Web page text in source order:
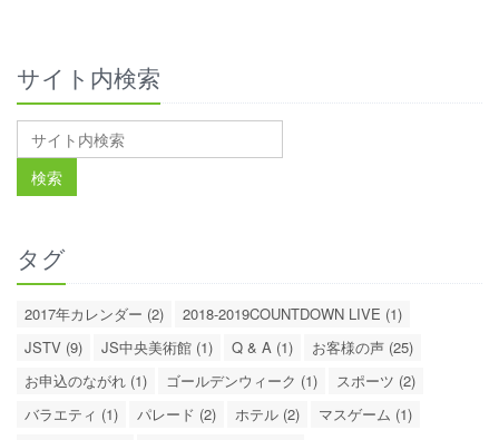
サイト内検索
タグ
2017年カレンダー (2)
2018-2019COUNTDOWN LIVE (1)
JSTV (9)
JS中央美術館 (1) Q & A (1)
お客様の声 (25)
お申込のながれ (1)
ゴールデンウィーク (1)
スポーツ (2)
バラエティ (1)
パレード (2) ホテル (2)
マスゲーム (1)